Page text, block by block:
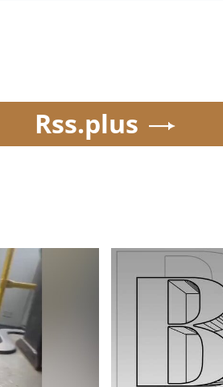
Rss.plus